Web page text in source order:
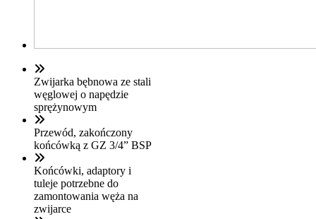
Zwijarka bębnowa ze stali
węglowej o napędzie
sprężynowym
Przewód, zakończony
końcówką z GZ 3/4” BSP
Końcówki, adaptory i
tuleje potrzebne do
zamontowania węża na
zwijarce